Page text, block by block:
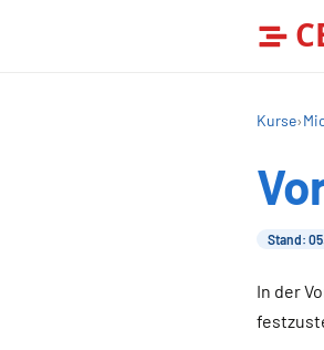
Kurse›
Stand:
In der